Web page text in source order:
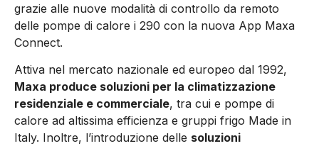
grazie alle nuove modalità di controllo da remoto
delle pompe di calore i 290 con la nuova App Maxa
Connect.
Attiva nel mercato nazionale ed europeo dal 1992,
Maxa produce soluzioni per la climatizzazione
residenziale e commerciale, tra cui e pompe di
calore ad altissima efficienza e gruppi frigo Made in
Italy. Inoltre, l’introduzione delle soluzioni